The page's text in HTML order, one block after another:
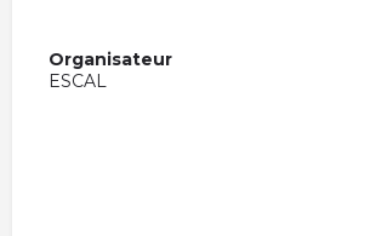
Organisateur
ESCAL